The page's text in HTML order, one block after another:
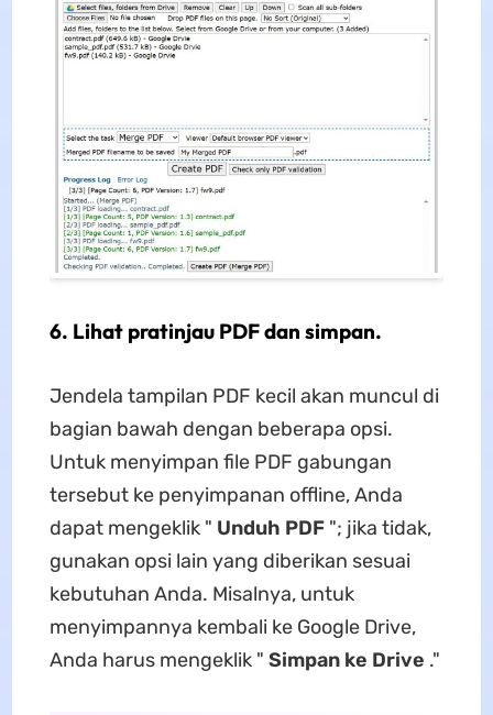
6. Lihat pratinjau PDF dan simpan.
Jendela tampilan PDF kecil akan muncul di
bagian bawah dengan beberapa opsi.
Untuk menyimpan file PDF gabungan
tersebut ke penyimpanan offline, Anda
dapat mengeklik " Unduh PDF"; jika tidak,
gunakan opsi lain yang diberikan sesuai
kebutuhan Anda. Misalnya, untuk
menyimpannya kembali ke Google Drive,
Anda harus mengeklik " Simpan ke Drive ."